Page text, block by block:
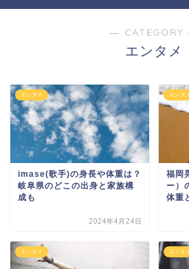
―
エンタメ
エンタメ
imase(歌手)の身長や体重は？
岐阜県のどこの出身と家族構
成も
2024年4月24日
エンタ
福岡
ー）
体重
エンタメ エンタ